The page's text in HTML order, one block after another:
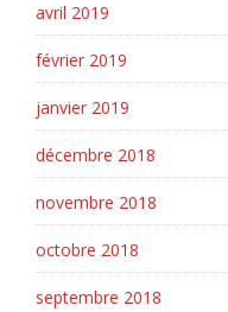
avril 2019
février 2019
janvier 2019
décembre 2018
novembre 2018
octobre 2018
septembre 2018